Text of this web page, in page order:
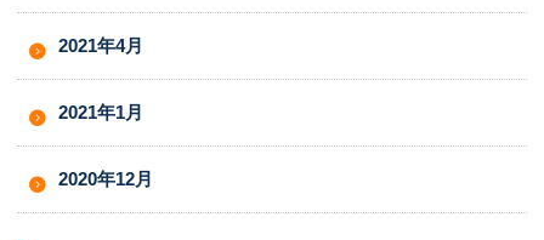
2021年4月
2021年1月
2020年12月